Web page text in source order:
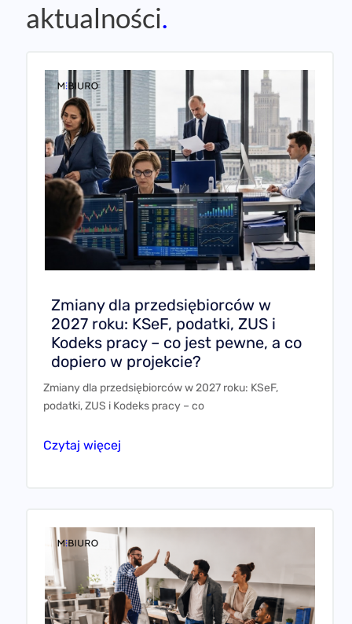
aktualności.
Zmiany dla przedsiębiorców w
2027 roku: KSeF, podatki, ZUS i
Kodeks pracy – co jest pewne, a co
dopiero w projekcie?
Zmiany dla przedsiębiorców w 2027 roku: KSeF,
podatki, ZUS i Kodeks pracy – co
Czytaj więcej